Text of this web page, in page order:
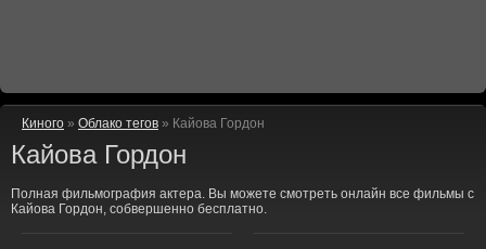
Киного » Облако тегов » Кайова Гордон
Кайова Гордон
Полная фильмография актера. Вы можете смотреть онлайн все фильмы с
Кайова Гордон, собвершенно бесплатно.